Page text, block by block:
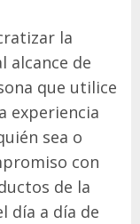
la
alcance de
que utilice
experiencia
sea o
con
de la
día a día de